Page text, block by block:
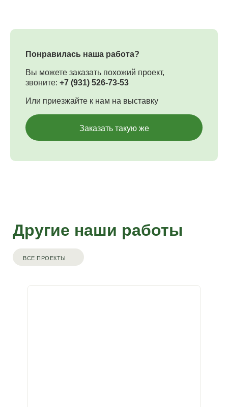
Понравилась наша работа?
Вы можете заказать похожий проект,
звоните: +7 (931) 526-73-53
Или приезжайте к нам на выставку
Заказать такую же
Другие наши работы
ВСЕ ПРОЕКТЫ